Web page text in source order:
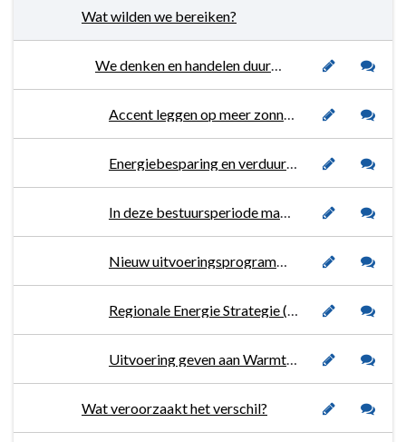
Wat wilden we bereiken?
We denken en handelen duurzaam en klimaatbestendig in de ontwikkeling en uitvoering van plannen op alle beleidsvelden.
Accent leggen op meer zonnepanelen op daken.
Energiebesparing en verduurzaming (bij inwoners, bedrijven en eigen bedrijfsvoering).
In deze bestuursperiode maken we het gemeentelijk vastgoed en de gemeentelijke accommodaties zo energieneutraal mogelijk.
Nieuw uitvoeringsprogramma duurzaamheid opstellen met de ambities tot 2026.
Regionale Energie Strategie (RES) 2.0 opstellen.
Uitvoering geven aan Warmtevisie (verkenning en uitvoering 2023-2030).
Wat veroorzaakt het verschil?